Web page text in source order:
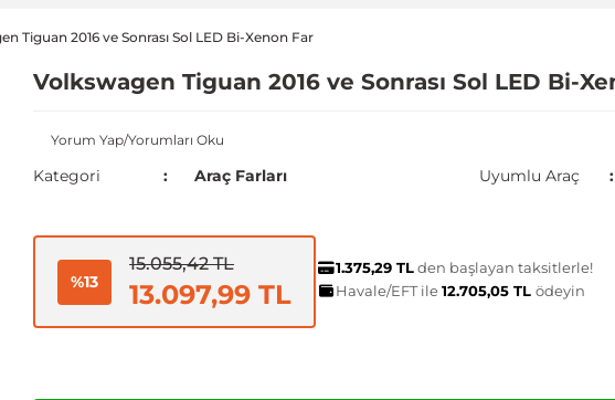
Tiguan 2016 ve Sonrası Sol LED Bi-Xenon Far
Volkswagen Tiguan 2016 ve Sonrası Sol LED Bi-
Yorum Yap/Yorumları Oku
Kategori Araç Farları Uyumlu Araç
%13
15.055,42 TL
13.097,99 TL
1.375,29 TLden başlayan taksitlerle!
Havale/EFT ile12.705,05 TL ödeyin